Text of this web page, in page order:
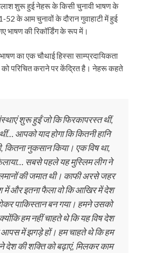
शुरू हुई नेहरू के किसी चुनावी भाषण के
52 के आम चुनावों के दौरान गुवाहाटी में हुई
भाषण की रिकॉर्डिंग के रूप में।
का एक चौथाई हिस्सा साम्प्रदायिकता
परिचित कराने पर केंद्रित है। नेहरू कहते
शुरू हुईं जो कि फिरकापरस्त थीं,
आपको याद होगा कि कितनी हानि
कितना नुकसान किया। एक विष था,
सबसे पहले यह मुस्लिम लीग ने
की जमात थी। काफी अरसे जहर
में और इतना फैला वो कि आखिर में देश
पाकिस्तान बन गया। हमने उसको
हम नहीं चाहते थे कि यह विष देश
में झगड़े हों। हम चाहते थे कि हम
की शक्ति को बढ़ाएं, मिलकर काम